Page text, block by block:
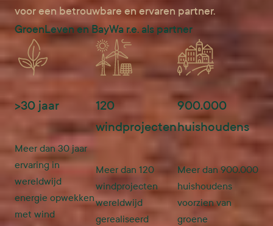
voor een betrouwbare en ervaren partner.
GroenLeven en BayWa r.e. als partner
>30 jaar
Meer dan 30 jaar
ervaring in
wereldwijd
energie opwekken
met wind
120
windprojecten
Meer dan 120
windprojecten
wereldwijd
gerealiseerd
900.000
huishoudens
Meer dan 900.000
huishoudens
voorzien van
groene